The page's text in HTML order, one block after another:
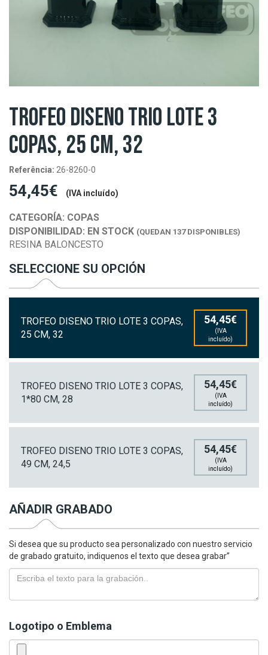
TROFEO DISENO TRIO LOTE 3
COPAS, 25 CM, 32
Referência: 26-8260-0
54,45€ (IVA incluído)
CATEGORÍA: COPAS
DISPONIBILIDAD: EN STOCK (QUEDAN 137 DISPONIBLES)
RESINA BALONCESTO
SELECCIONE SU OPCIÓN
TROFEO DISENO TRIO LOTE 3 COPAS,
25 CM, 32
54,45€
(IVA
incluído)
TROFEO DISENO TRIO LOTE 3 COPAS,
1*80 CM, 28
54,45€
(IVA
incluído)
TROFEO DISENO TRIO LOTE 3 COPAS,
49 CM, 24,5
54,45€
(IVA
incluído)
AÑADIR GRABADO
Si desea que su producto sea personalizado con nuestro servicio
de grabado gratuito, indiquenos el texto que desea grabar”
Logotipo o Emblema